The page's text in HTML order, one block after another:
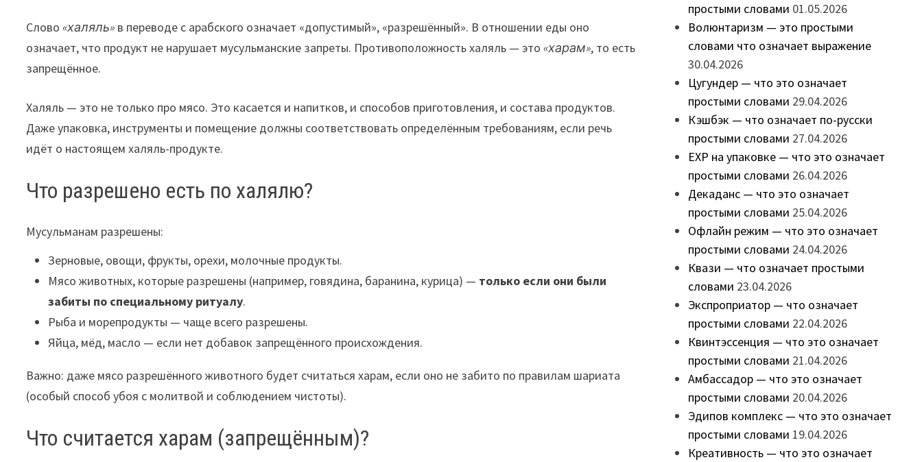
Слово«халяль» в переводе с арабского означает «допустимый», «разрешённый». В отношении еды оно
означает, что продукт не нарушает мусульманские запреты. Противоположность халяль — это«харам», то есть
запрещённое.
Халяль — это не только про мясо. Это касается и напитков, и способов приготовления, и состава продуктов.
Даже упаковка, инструменты и помещение должны соответствовать определённым требованиям, если речь
идёт о настоящем халяль-продукте.
Что разрешено есть по халялю?
Мусульманам разрешены:
Зерновые, овощи, фрукты, орехи, молочные продукты.
Мясо животных, которые разрешены (например, говядина, баранина, курица) — только если они были
забиты по специальному ритуалу.
Рыба и морепродукты — чаще всего разрешены.
Яйца, мёд, масло — если нет добавок запрещённого происхождения.
Важно: даже мясо разрешённого животного будет считаться харам, если оно не забито по правилам шариата
(особый способ убоя с молитвой и соблюдением чистоты).
Что считается харам (запрещённым)?
простыми словами 01.05.2026
Волюнтаризм — это простыми
словами что означает выражение
30.04.2026
Цугундер — что это означает
простыми словами 29.04.2026
Кэшбэк — что означает по-русски
простыми словами 27.04.2026
EXP на упаковке — что это означает
простыми словами 26.04.2026
Декаданс — что это означает
простыми словами 25.04.2026
Офлайн режим — что это означает
простыми словами 24.04.2026
Квази — что означает простыми
словами 23.04.2026
Экспроприатор — что означает
простыми словами 22.04.2026
Квинтэссенция — что это означает
простыми словами 21.04.2026
Амбассадор — что это означает
простыми словами 20.04.2026
Эдипов комплекс — что это означает
простыми словами 19.04.2026
Креативность — что это означает